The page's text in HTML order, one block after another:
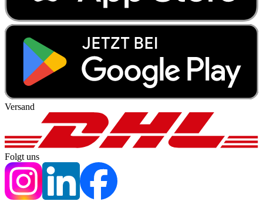
Versand
Folgt uns